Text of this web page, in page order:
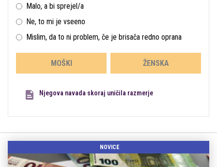
Malo, a bi sprejel/a
Ne, to mi je vseeno
Mislim, da to ni problem, če je brisača redno oprana
MOŠKI ŽENSKA
Njegova navada skoraj uničila razmerje
NOVICE